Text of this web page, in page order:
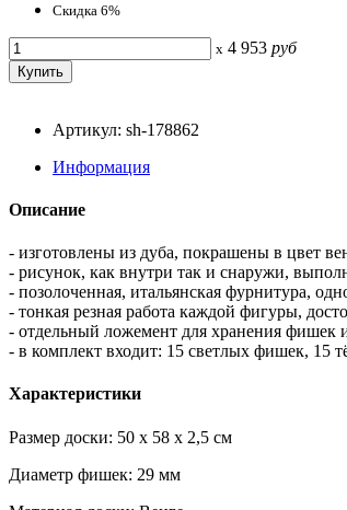
Скидка 6%
x 4 953 руб
Артикул: sh-178862
Информация
Описание
- изготовлены из дуба, покрашены в цвет
- рисунок, как внутри так и снаружи,
- позолоченная, итальянская фурнитура,
- тонкая резная работа каждой фигуры,
- отдельный ложемент для хранения фишек
- в комплект входит: 15 светлых фишек, 15
Характеристики
Размер доски: 50 x 58 x 2,5 см
Диаметр фишек: 29 мм